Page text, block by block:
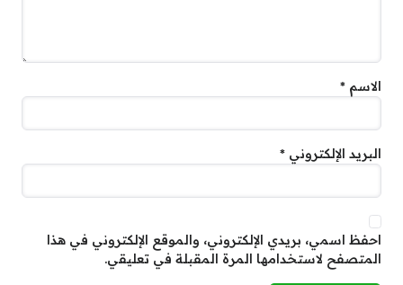
الاسم *
البريد الإلكتروني *
احفظ اسمي، بريدي الإلكتروني، والموقع الإلكتروني في هذا
المتصفح لاستخدامها المرة المقبلة في تعليقي.